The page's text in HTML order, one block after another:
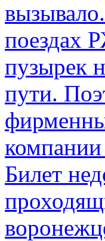
поездах
пузырек
пути.
Билет